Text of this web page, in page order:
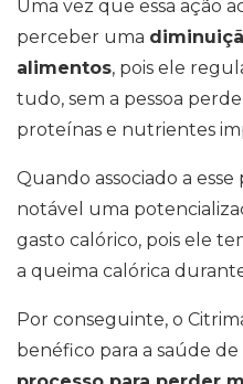
Uma vez que essa ação
perceber uma
alimentos, pois ele
tudo, sem a pessoa
proteínas e nutrientes
Quando associado a
notável uma
gasto calórico, pois ele
a queima calórica
Por conseguinte, o
benéfico para a saúde